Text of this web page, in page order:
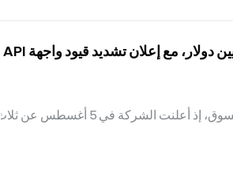
إيرادات Reddit في الربع الثاني تصل إلى 805 ملايين دولار، مع إعلان تشديد قيود واجهة API
حظيت أسهم Reddit（NASDAQ：RDDT）باهتمام السوق، إذ أعلنت الشركة في 5 أغسطس عن ثلاث